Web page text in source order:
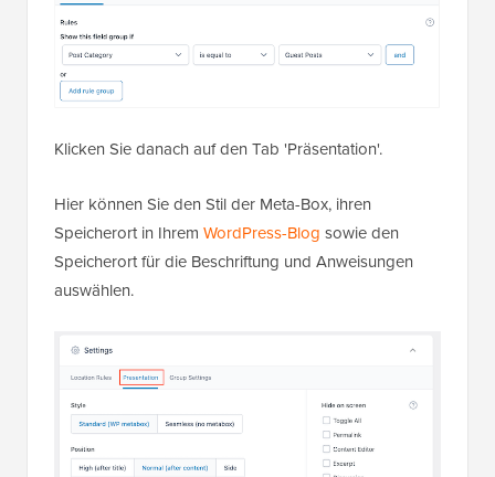
Klicken Sie danach auf den Tab 'Präsentation'.
Hier können Sie den Stil der Meta-Box, ihren
Speicherort in Ihrem WordPress-Blog sowie den
Speicherort für die Beschriftung und Anweisungen
auswählen.